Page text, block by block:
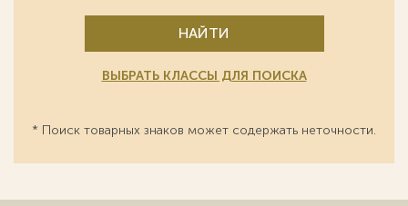
НАЙТИ
ВЫБРАТЬ КЛАССЫ ДЛЯ ПОИСКА
* Поиск товарных знаков может содержать неточности.